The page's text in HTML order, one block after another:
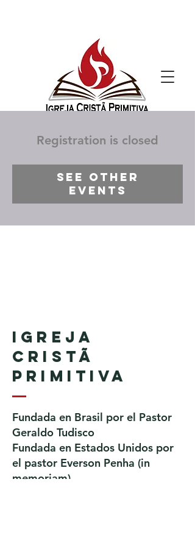
Registration is closed
See other
events
Igreja
Cristã
Primitiva
Fundada en Brasil por el Pastor
Geraldo Tudisco
Fundada en Estados Unidos por
el pastor Everson Penha ​(in
memoriam)